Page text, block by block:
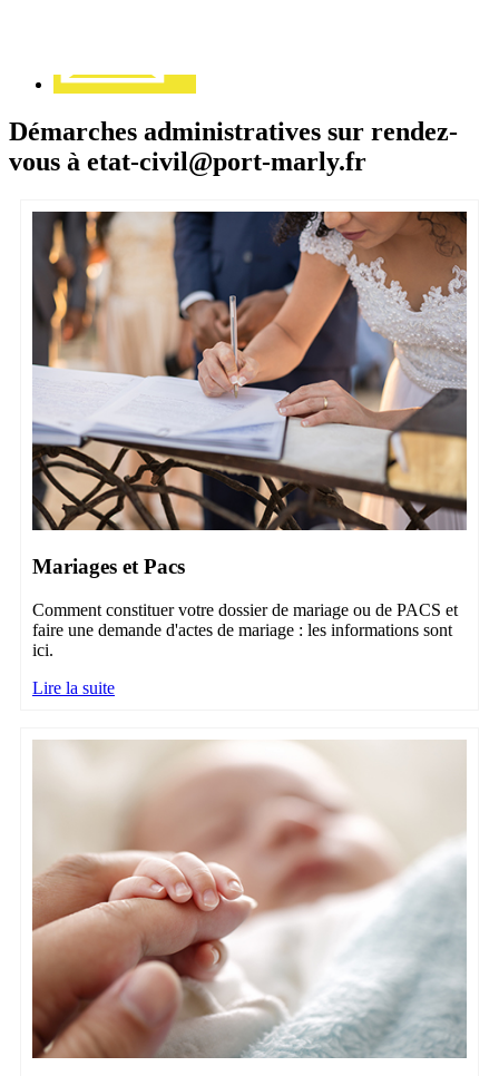
Démarches administratives sur rendez-
vous à etat-civil@port-marly.fr
Mariages et Pacs
Comment constituer votre dossier de mariage ou de PACS et
faire une demande d'actes de mariage : les informations sont
ici.
Lire la suite